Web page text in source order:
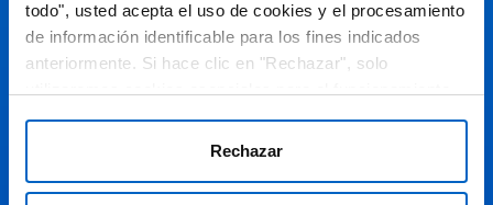
todo", usted acepta el uso de cookies y el procesamiento
de información identificable para los fines indicados
anteriormente. Si hace clic en "Rechazar", solo
del sitio web y no para optimizarlo ni personalizarlo. En
cualquier momento, puede ver, cambiar o retirar su
Cookies" en el pie de página de cada página.
Rechazar
POLÍTICA DE PRIVACIDAD
SC-ES-CP-00099, SC-ES-CP-00101, SC-ES-AMG145-00103, SC-
ES-CP-00064, SC-ES-CP-00007, SC-ES-CP-00100, SC-ES-
AMG145-00544
Fecha de actualización AGOSTO 2026